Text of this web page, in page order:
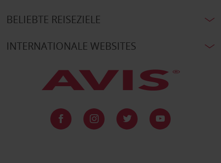
BELIEBTE REISEZIELE
INTERNATIONALE WEBSITES